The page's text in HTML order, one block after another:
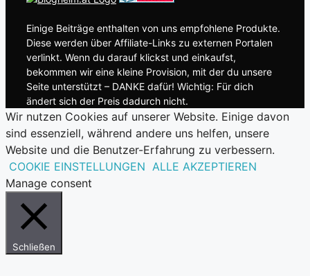
Einige Beiträge enthalten von uns empfohlene Produkte.
Diese werden über Affiliate-Links zu externen Portalen
verlinkt. Wenn du darauf klickst und einkaufst,
bekommen wir eine kleine Provision, mit der du unsere
Seite unterstützt – DANKE dafür! Wichtig: Für dich
ändert sich der Preis dadurch nicht.
Wir nutzen Cookies auf unserer Website. Einige davon
sind essenziell, während andere uns helfen, unsere
Website und die Benutzer-Erfahrung zu verbessern.
COOKIE EINSTELLUNGEN ALLE AKZEPTIEREN
Manage consent
Schließen